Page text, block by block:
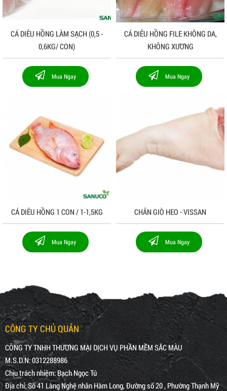
CÁ DIÊU HỒNG LÀM SẠCH (0,5 -
0,6KG/ CON)
Mua Ngay
CÁ DIÊU HỒNG FILE KHÔNG DA,
KHÔNG XƯƠNG
Mua Ngay
CÁ DIÊU HỒNG 1 CON / 1-1,5KG
Mua Ngay
CHÂN GIÒ HEO - VISSAN
Mua Ngay
CÔNG TY CHỦ QUẢN
CÔNG TY TNHH THƯƠNG MẠI DỊCH VỤ PHẦN MỀM SẮC MÀU
M.S.D.N: 0312288986
Chịu trách nhiệm: Bạch Ngọc Tú
Địa chỉ:Số 41 Làng Nghệ nhân Hàm Long, Đường số 20 , Phường Thạnh Mỹ